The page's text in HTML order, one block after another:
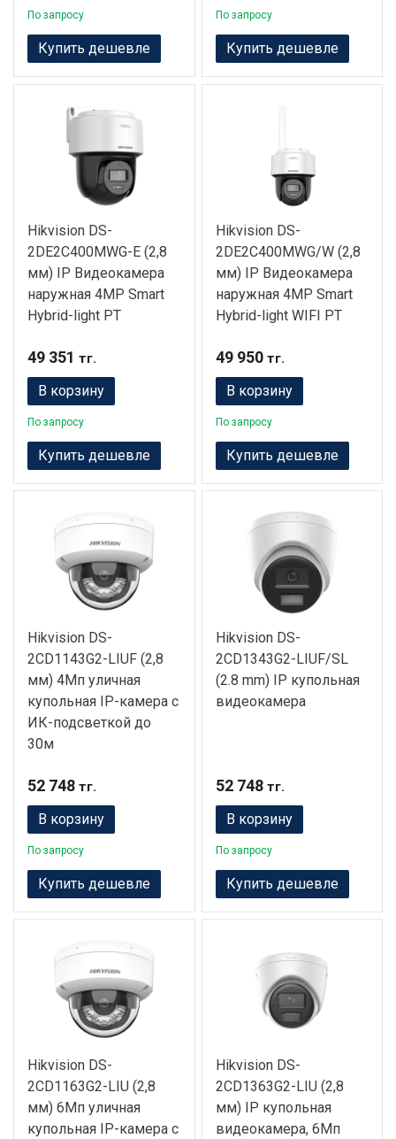
По запросу
Купить дешевле
По запросу
Купить дешевле
Hikvision DS-
2DE2C400MWG-E (2,8
мм) IP Видеокамера
наружная 4MP Smart
Hybrid-light PT
49 351 тг.
В корзину
По запросу
Купить дешевле
Hikvision DS-
2DE2C400MWG/W (2,8
мм) IP Видеокамера
наружная 4MP Smart
Hybrid-light WIFI PT
49 950тг.
В корзину
По запросу
Купить дешевле
Hikvision DS-
2CD1143G2-LIUF (2,8
мм) 4Мп уличная
купольная IP-камера с
ИК-подсветкой до
30м
52 748 тг.
В корзину
По запросу
Купить дешевле
Hikvision DS-
2CD1343G2-LIUF/SL
(2.8 mm) IP купольная
видеокамера
52 748тг.
В корзину
По запросу
Купить дешевле
Hikvision DS-
2CD1163G2-LIU (2,8
мм) 6Мп уличная
купольная IP-камера с
Hikvision DS-
2CD1363G2-LIU (2,8
мм) IP купольная
видеокамера, 6Мп